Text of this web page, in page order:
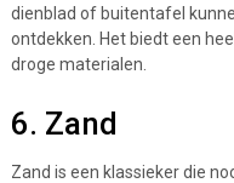
dienblad of buitentafel
ontdekken. Het biedt een
droge materialen.
6. Zand
Zand is een klassieker die